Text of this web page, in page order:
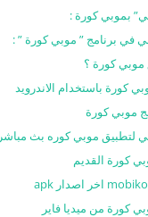
بموبي كورة :
في برنامج ” موبي كورة ” :
موبي كورة ؟
كورة باستخدام الاندرويد
موبي كورة
لتطبيق موبي كوره بث مباشر
كورة القديم
كورة من ميديا فاير